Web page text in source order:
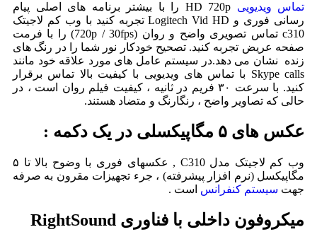
تماس ویدیویی
HD 720p را با بیشتر برنامه های اصلی پیام
رسانی فوری و Logitech Vid HD تجربه کنید با وب کم لاجیتک
c310 تماس تصویری واضح و روان (720p / 30fps) را با فرمت
صفحه عریض تجربه کنید. تصحیح خودکار نور شما را در رنگ های
زنده نشان می دهد.در سیستم عامل های مورد علاقه خود مانند
Skype calls با تماس های ویدیویی با کیفیت بالا تماس برقرار
کنید. با سرعت ۳۰ فریم در ثانیه ، کیفیت فیلم روان است ، در
حالی که تصاویر واضح ، رنگارنگ و متضاد هستند.
عکس های ۵ مگاپیکسلی در یک دکمه :
وب کم لاجیتک مدل C310 , عکسهای فوری با وضوح بالا تا ۵
مگاپیکسل (نرم افزار پیشرفته) ، جرء تجهیزات مقرون به صرفه
جهت سیستم کنفرانس است .
میکروفون داخلی با فناوری RightSound